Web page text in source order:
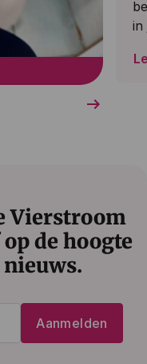
arrow_right_alt
in
Vierstroom
de hoogte
Aanmelden